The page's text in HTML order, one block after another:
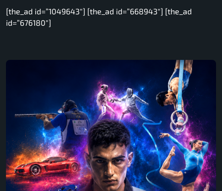
[the_ad id=”1049643″] [the_ad id=”668943″] [the_ad
id=”676180″]